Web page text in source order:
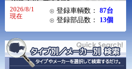
2026/8/1
現在
登録車輌数：
87台
登録部品数：
13個